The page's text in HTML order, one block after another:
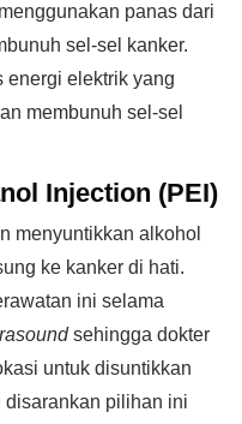
panas dari
sel-sel kanker.
energi elektrik yang
membunuh sel-sel
Injection (PEI)
menyuntikkan alkohol
ke kanker di hati.
ini selama
sehingga dokter
untuk disuntikkan
pilihan ini